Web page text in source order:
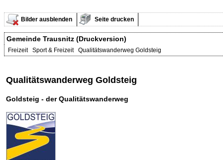
Bilder ausblenden Seite drucken
Gemeinde Trausnitz (Druckversion)
Freizeit Sport & Freizeit Qualitätswanderweg Goldsteig
Qualitätswanderweg Goldsteig
Goldsteig - der Qualitätswanderweg